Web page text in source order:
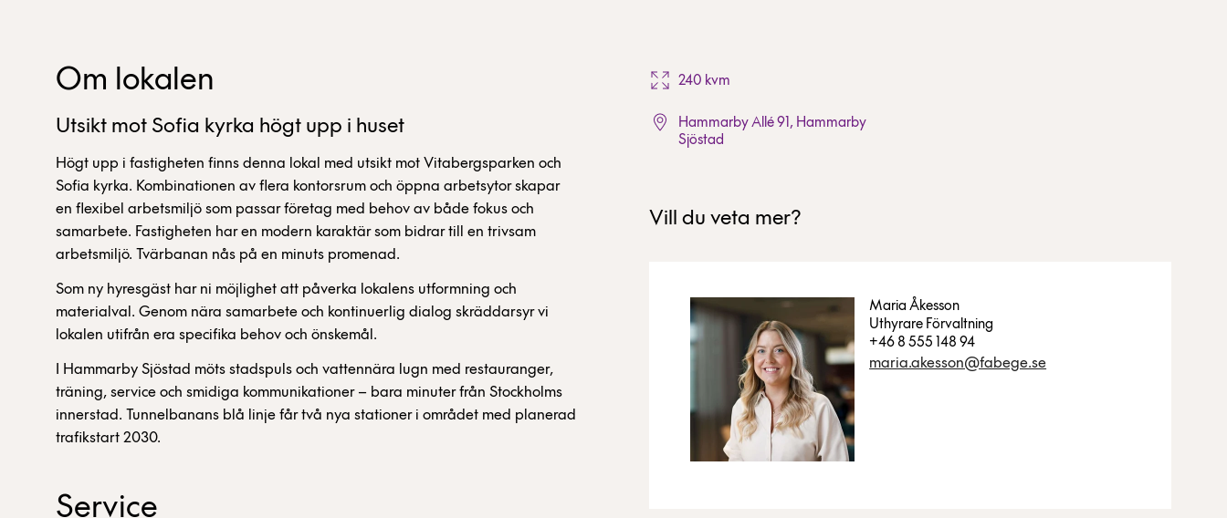
Om lokalen
Utsikt mot Sofia kyrka högt upp i huset
Högt upp i fastigheten finns denna lokal med utsikt mot Vitabergsparken och
Sofia kyrka. Kombinationen av flera kontorsrum och öppna arbetsytor skapar
en flexibel arbetsmiljö som passar företag med behov av både fokus och
samarbete. Fastigheten har en modern karaktär som bidrar till en trivsam
arbetsmiljö. Tvärbanan nås på en minuts promenad.
Som ny hyresgäst har ni möjlighet att påverka lokalens utformning och
materialval. Genom nära samarbete och kontinuerlig dialog skräddarsyr vi
lokalen utifrån era specifika behov och önskemål.
I Hammarby Sjöstad möts stadspuls och vattennära lugn med restauranger,
träning, service och smidiga kommunikationer – bara minuter från Stockholms
innerstad. Tunnelbanans blå linje får två nya stationer i området med planerad
trafikstart 2030.
Service
240 kvm
Hammarby Allé 91, Hammarby
Sjöstad
Vill du veta mer?
Maria Åkesson
Uthyrare Förvaltning
+46 8 555 148 94
maria.akesson@fabege.se